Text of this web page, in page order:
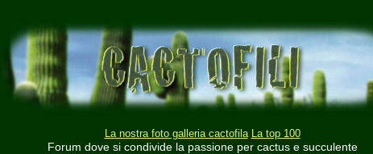
La nostra foto galleria cactofila La top 100
Forum dove si condivide la passione per cactus e succulente